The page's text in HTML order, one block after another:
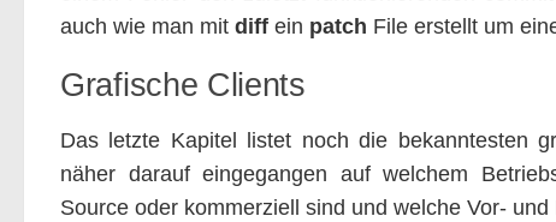
auch wie man mit diff ein patch File erstellt um
Grafische Clients
Das letzte Kapitel listet noch die bekanntesten
näher darauf eingegangen auf welchem
Source oder kommerziell sind und welche Vor-